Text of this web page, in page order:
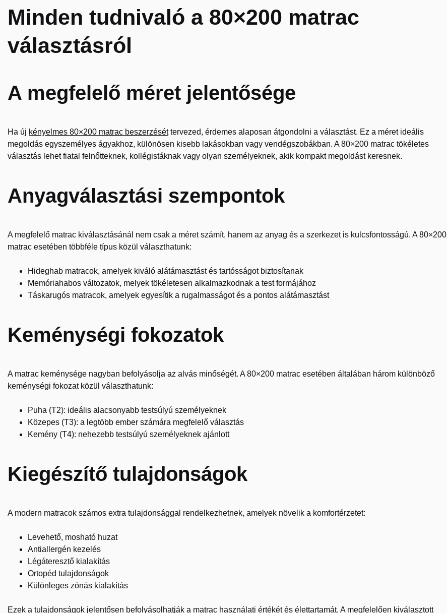
Minden tudnivaló a 80×200 matrac
választásról
A megfelelő méret jelentősége
Ha új kényelmes 80×200 matrac beszerzéséttervezed, érdemes alaposan átgondolni a választást. Ez a méret ideális
megoldás egyszemélyes ágyakhoz, különösen kisebb lakásokban vagy vendégszobákban. A 80×200 matrac tökéletes
választás lehet fiatal felnőtteknek, kollégistáknak vagy olyan személyeknek, akik kompakt megoldást keresnek.
Anyagválasztási szempontok
A megfelelő matrac kiválasztásánál nem csak a méret számít, hanem az anyag és a szerkezet is kulcsfontosságú. A 80×200
matrac esetében többféle típus közül választhatunk:
Hideghab matracok, amelyek kiváló alátámasztást és tartósságot biztosítanak
Memóriahabos változatok, melyek tökéletesen alkalmazkodnak a test formájához
Táskarugós matracok, amelyek egyesítik a rugalmasságot és a pontos alátámasztást
Keménységi fokozatok
A matrac keménysége nagyban befolyásolja az alvás minőségét. A 80×200 matrac esetében általában három különböző
keménységi fokozat közül választhatunk:
Puha (T2): ideális alacsonyabb testsúlyú személyeknek
Közepes (T3): a legtöbb ember számára megfelelő választás
Kemény (T4): nehezebb testsúlyú személyeknek ajánlott
Kiegészítő tulajdonságok
A modern matracok számos extra tulajdonsággal rendelkezhetnek, amelyek növelik a komfortérzetet:
Levehető, mosható huzat
Antiallergén kezelés
Légáteresztő kialakítás
Ortopéd tulajdonságok
Különleges zónás kialakítás
Ezek a tulajdonságok jelentősen befolyásolhatják a matrac használati értékét és élettartamát. A megfelelően kiválasztott